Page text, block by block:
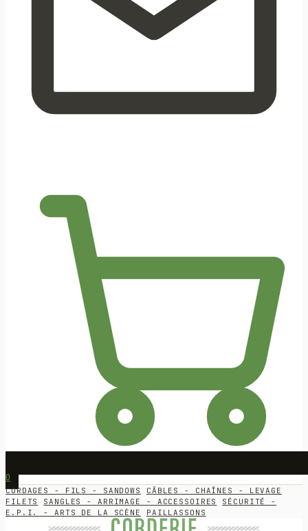
0
CORDAGES - FILS - SANDOWS
CÂBLES - CHAÎNES - LEVAGE
FILETS
SANGLES - ARRIMAGE - ACCESSOIRES
SÉCURITÉ -
E.P.I. - ARTS DE LA SCÈNE
PAILLASSONS